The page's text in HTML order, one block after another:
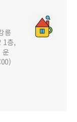
릉
1층,
운